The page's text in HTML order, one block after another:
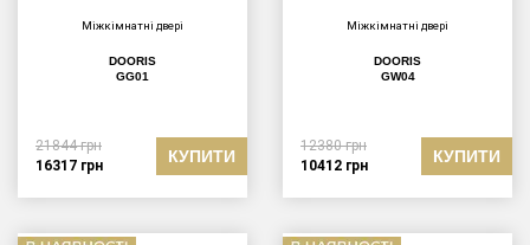
Міжкімнатні двері
DOORIS
GG01
21844грн
16317 грн КУПИТИ
Міжкімнатні двері
DOORIS
GW04
12380грн
10412 грн КУПИТИ